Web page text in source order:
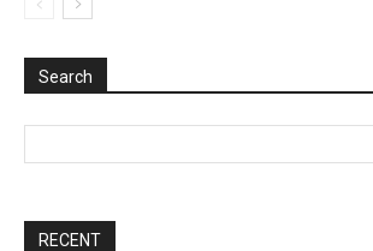
Search
RECENT